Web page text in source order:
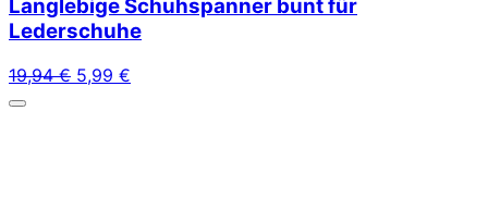
Langlebige Schuhspanner bunt für
Lederschuhe
19,94€ Ursprünglicher Preis war: 19,94 €
5,99 €